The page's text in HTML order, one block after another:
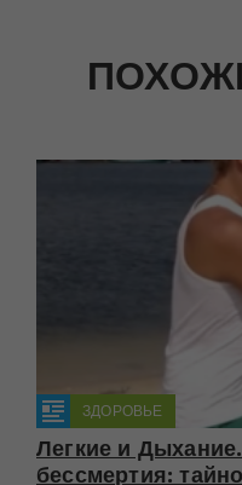
ЗДОРОВЬЕ
Легкие и
бессмертия: